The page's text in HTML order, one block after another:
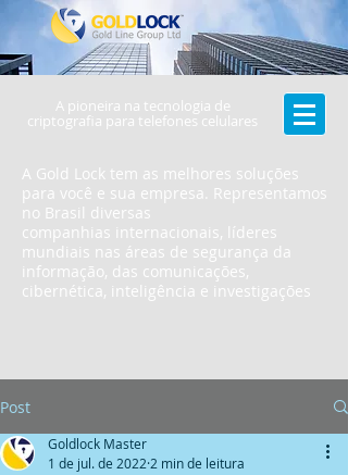
A pioneira na tecnologia de
criptografia para telefones celulares
A Gold Lock tem as melhores soluções
para você e sua empresa. Representamos
no Brasil diversas
companhias internacionais, líderes
mundiais nas áreas de segurança da
informação, das comunicações,
cibernética, inteligência e investigações
Post
Goldlock Master
1 de jul. de 2022 2 min de leitura